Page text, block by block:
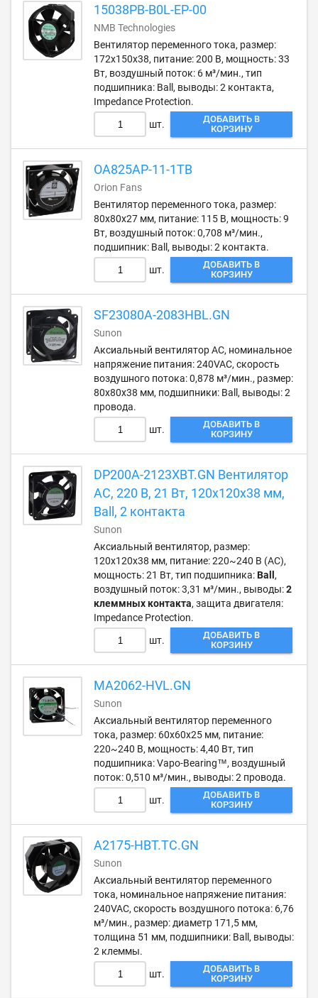
15038PB-B0L-EP-00
NMB Technologies
Вентилятор переменного тока, размер:
172х150х38, питание: 200 В, мощность: 33
Вт, воздушный поток: 6 м³/мин., тип
подшипника: Ball, выводы: 2 контакта,
Impedance Protection.
шт.
ДОБАВИТЬ В
КОРЗИНУ
OA825AP-11-1TB
Orion Fans
Вентилятор переменного тока, размер:
80х80х27 мм, питание: 115 В, мощность: 9
Вт, воздушный поток: 0,708 м³/мин.,
подшипник: Ball, выводы: 2 контакта.
шт.
ДОБАВИТЬ В
КОРЗИНУ
SF23080A-2083HBL.GN
Sunon
Аксиальный вентилятор AC, номинальное
напряжение питания: 240VAC, скорость
воздушного потока: 0,878 м³/мин., размер:
80х80х38 мм, подшипники: Ball, выводы: 2
провода.
шт.
ДОБАВИТЬ В
КОРЗИНУ
DP200A-2123XBT.GN Вентилятор
AC, 220 В, 21 Вт, 120х120х38 мм,
Ball, 2 контакта
Sunon
Аксиальный вентилятор, размер:
120х120х38 мм, питание: 220~240 В (AC),
мощность: 21 Вт, тип подшипника:Ball ,
воздушный поток: 3,31 м³/мин., выводы:2
клеммных контакта, защита двигателя:
Impedance Protection.
шт.
ДОБАВИТЬ В
КОРЗИНУ
MA2062-HVL.GN
Sunon
Аксиальный вентилятор переменного
тока, размер: 60х60х25 мм, питание:
220~240 В, мощность: 4,40 Вт, тип
подшипника: Vapo-Bearing™, воздушный
поток: 0,510 м³/мин., выводы: 2 провода.
шт.
ДОБАВИТЬ В
КОРЗИНУ
A2175-HBT.TC.GN
Sunon
Аксиальный вентилятор переменного
тока, номинальное напряжение питания:
240VAC, скорость воздушного потока: 6,76
м³/мин., размер: диаметр 171,5 мм,
толщина 51 мм, подшипники: Ball, выводы:
2 клеммы.
шт.
ДОБАВИТЬ В
КОРЗИНУ